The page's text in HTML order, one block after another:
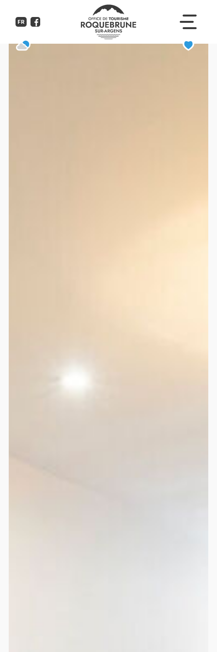
FR
Spa Mileade la Gaillarde